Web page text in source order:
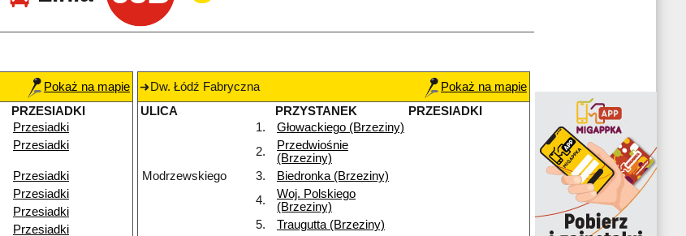
Pokaż na mapie
PRZESIADKI
Przesiadki
Przesiadki
Przesiadki
Przesiadki
Przesiadki
Przesiadki
Dw. Łódź Fabryczna
Pokaż na mapie
ULICA
PRZYSTANEK
PRZESIADKI
1.
Głowackiego (Brzeziny)
2.
Przedwiośnie
(Brzeziny)
Modrzewskiego
3.
Biedronka (Brzeziny)
4.
Woj. Polskiego
(Brzeziny)
5.
Traugutta (Brzeziny)